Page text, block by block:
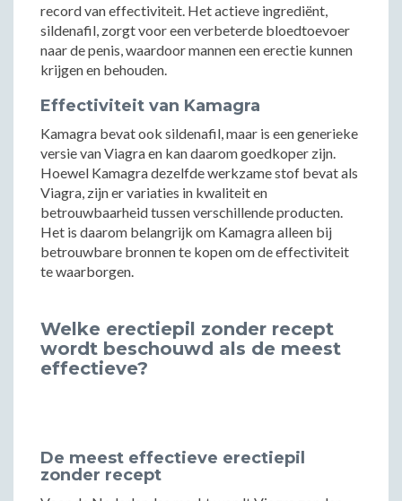
record van effectiviteit. Het actieve ingrediënt,
sildenafil, zorgt voor een verbeterde bloedtoevoer
naar de penis, waardoor mannen een erectie kunnen
krijgen en behouden.
Effectiviteit van Kamagra
Kamagra bevat ook sildenafil, maar is een generieke
versie van Viagra en kan daarom goedkoper zijn.
Hoewel Kamagra dezelfde werkzame stof bevat als
Viagra, zijn er variaties in kwaliteit en
betrouwbaarheid tussen verschillende producten.
Het is daarom belangrijk om Kamagra alleen bij
betrouwbare bronnen te kopen om de effectiviteit
te waarborgen.
Welke erectiepil zonder recept
wordt beschouwd als de meest
effectieve?
De meest effectieve erectiepil
zonder recept